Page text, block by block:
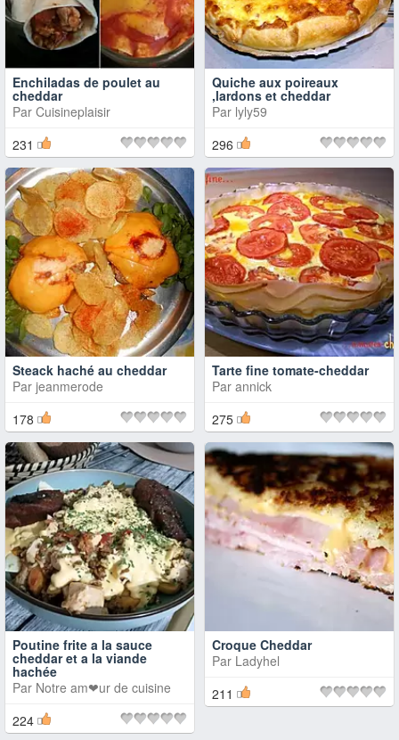
Enchiladas de poulet au
cheddar
Par Cuisineplaisir
231
Quiche aux poireaux
,lardons et cheddar
Par lyly59
296
Steack haché au cheddar
Par jeanmerode
178
Tarte fine tomate-cheddar
Par annick
275
Poutine frite a la sauce
cheddar et a la viande
hachée
Par Notre am❤ur de cuisine
224
Croque Cheddar
Par Ladyhel
211